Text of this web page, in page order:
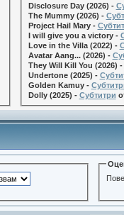
Disclosure Day (2026) -
The Mummy (2026) -
Project Hail Mary -
I will give you a victory -
Love in the Villa (2022) -
Avatar Aang... (2026) -
They Will Kill You (2026) -
Undertone (2025) -
Golden Kamuy -
Dolly (2025) - Субтитри